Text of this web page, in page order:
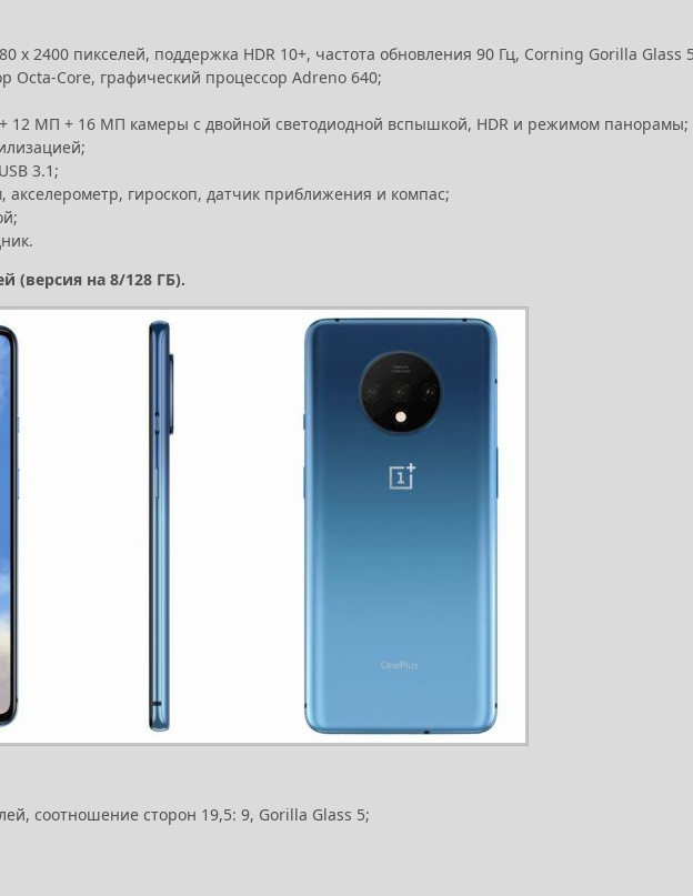
x 2400 пикселей, поддержка HDR 10+, частота обновления 90 Гц, Corning Gorilla Glass
Octa-Core, графический процессор Adreno 640;
12 МП + 16 МП камеры с двойной светодиодной вспышкой, HDR и режимом панорамы;
3.1;
акселерометр, гироскоп, датчик приближения и компас;
(версия на 8/128 ГБ).
соотношение сторон 19,5: 9, Gorilla Glass 5;